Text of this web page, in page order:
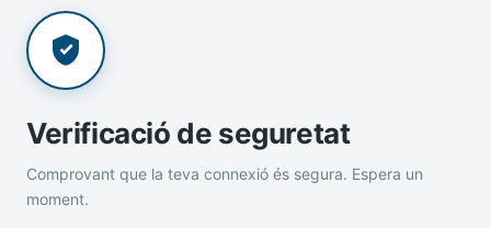
Verificació de seguretat
Comprovant que la teva connexió és segura. Espera un
moment.